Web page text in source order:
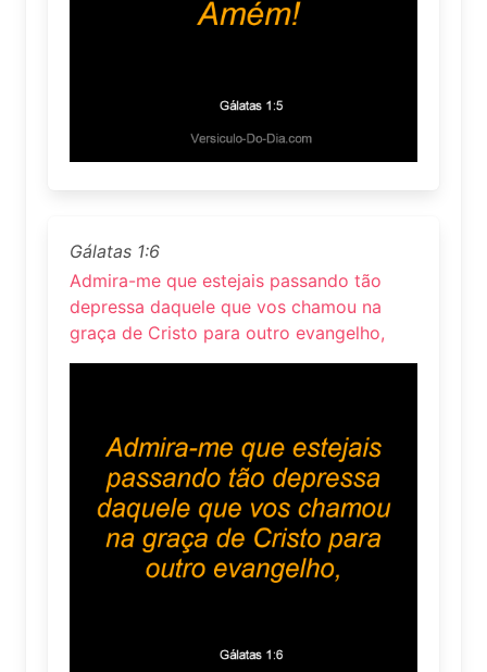
Gálatas 1:6
Admira-me que estejais passando tão
depressa daquele que vos chamou na
graça de Cristo para outro evangelho,